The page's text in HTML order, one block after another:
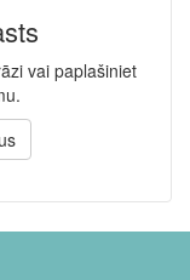
vai paplašiniet